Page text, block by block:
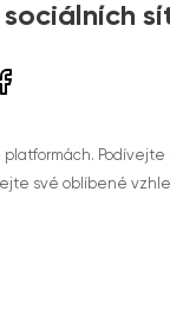
Podívejte
své oblíbené